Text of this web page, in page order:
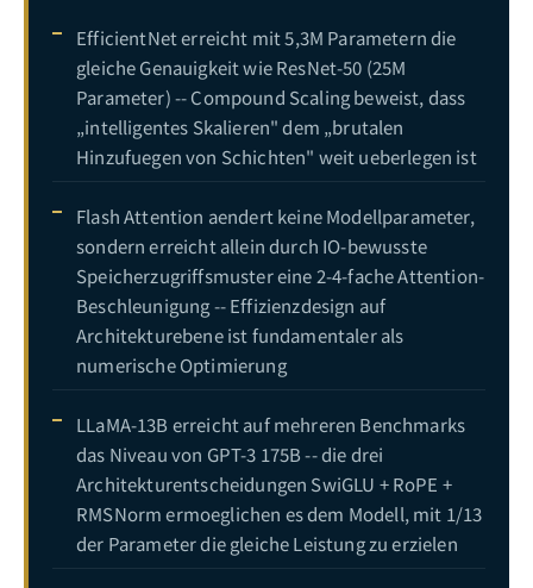
EfficientNet erreicht mit 5,3M Parametern die
gleiche Genauigkeit wie ResNet-50 (25M
Parameter) -- Compound Scaling beweist, dass
„intelligentes Skalieren" dem „brutalen
Hinzufuegen von Schichten" weit ueberlegen ist
Flash Attention aendert keine Modellparameter,
sondern erreicht allein durch IO-bewusste
Speicherzugriffsmuster eine 2-4-fache Attention-
Beschleunigung -- Effizienzdesign auf
Architekturebene ist fundamentaler als
numerische Optimierung
LLaMA-13B erreicht auf mehreren Benchmarks
das Niveau von GPT-3 175B -- die drei
Architekturentscheidungen SwiGLU + RoPE +
RMSNorm ermoeglichen es dem Modell, mit 1/13
der Parameter die gleiche Leistung zu erzielen